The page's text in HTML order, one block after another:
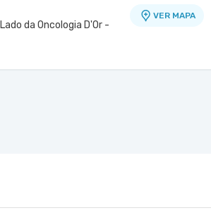
da Oncologia D'Or -
VER MAPA